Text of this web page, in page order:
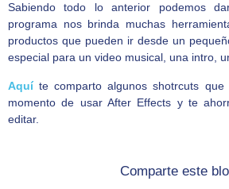
Sabiendo todo lo anterior podemos
programa nos brinda muchas
productos que pueden ir desde un
especial para un video musical, una intro,
Aquí te comparto algunos shotrcuts
momento de usar After Effects y te
editar.
Comparte este